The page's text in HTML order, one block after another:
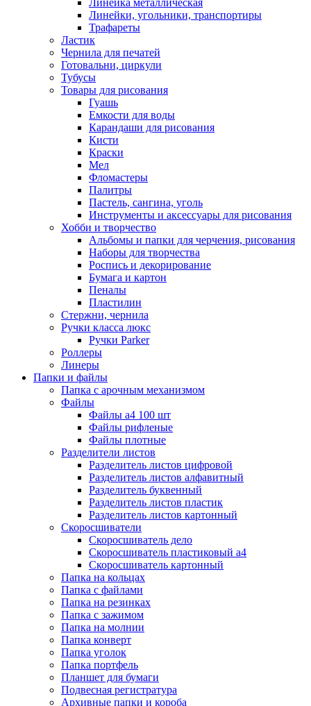
Линейка металлическая
Линейки, угольники, транспортиры
Трафареты
Ластик
Чернила для печатей
Готовальни, циркули
Тубусы
Товары для рисования
Гуашь
Емкости для воды
Карандаши для рисования
Кисти
Краски
Мел
Фломастеры
Палитры
Пастель, сангина, уголь
Инструменты и аксессуары для рисования
Хобби и творчество
Альбомы и папки для черчения, рисования
Наборы для творчества
Роспись и декорирование
Бумага и картон
Пеналы
Пластилин
Стержни, чернила
Ручки класса люкс
Ручки Parker
Роллеры
Линеры
Папки и файлы
Папка с арочным механизмом
Файлы
Файлы а4 100 шт
Файлы рифленые
Файлы плотные
Разделители листов
Разделитель листов цифровой
Разделитель листов алфавитный
Разделитель буквенный
Разделитель листов пластик
Разделитель листов картонный
Скоросшиватели
Скоросшиватель дело
Скоросшиватель пластиковый а4
Скоросшиватель картонный
Папка на кольцах
Папка с файлами
Папка на резинках
Папка с зажимом
Папка на молнии
Папка конверт
Папка уголок
Папка портфель
Планшет для бумаги
Подвесная регистратура
Архивные папки и короба